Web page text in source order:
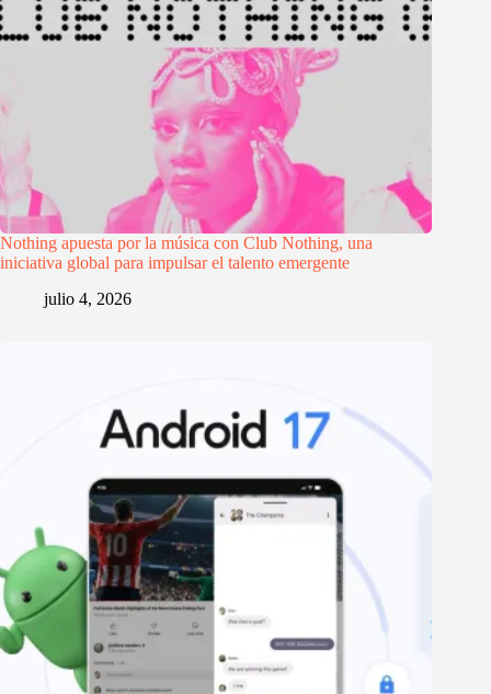
Nothing apuesta por la música con Club Nothing, una
iniciativa global para impulsar el talento emergente
julio 4, 2026